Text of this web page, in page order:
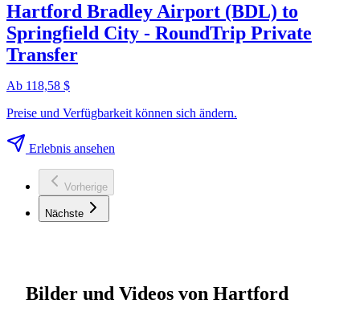
Hartford Bradley Airport (BDL) to
Springfield City - RoundTrip Private
Transfer
Ab 118,58 $
Preise und Verfügbarkeit können sich ändern.
Erlebnis ansehen
Vorherige
Nächste
Bilder und Videos von Hartford